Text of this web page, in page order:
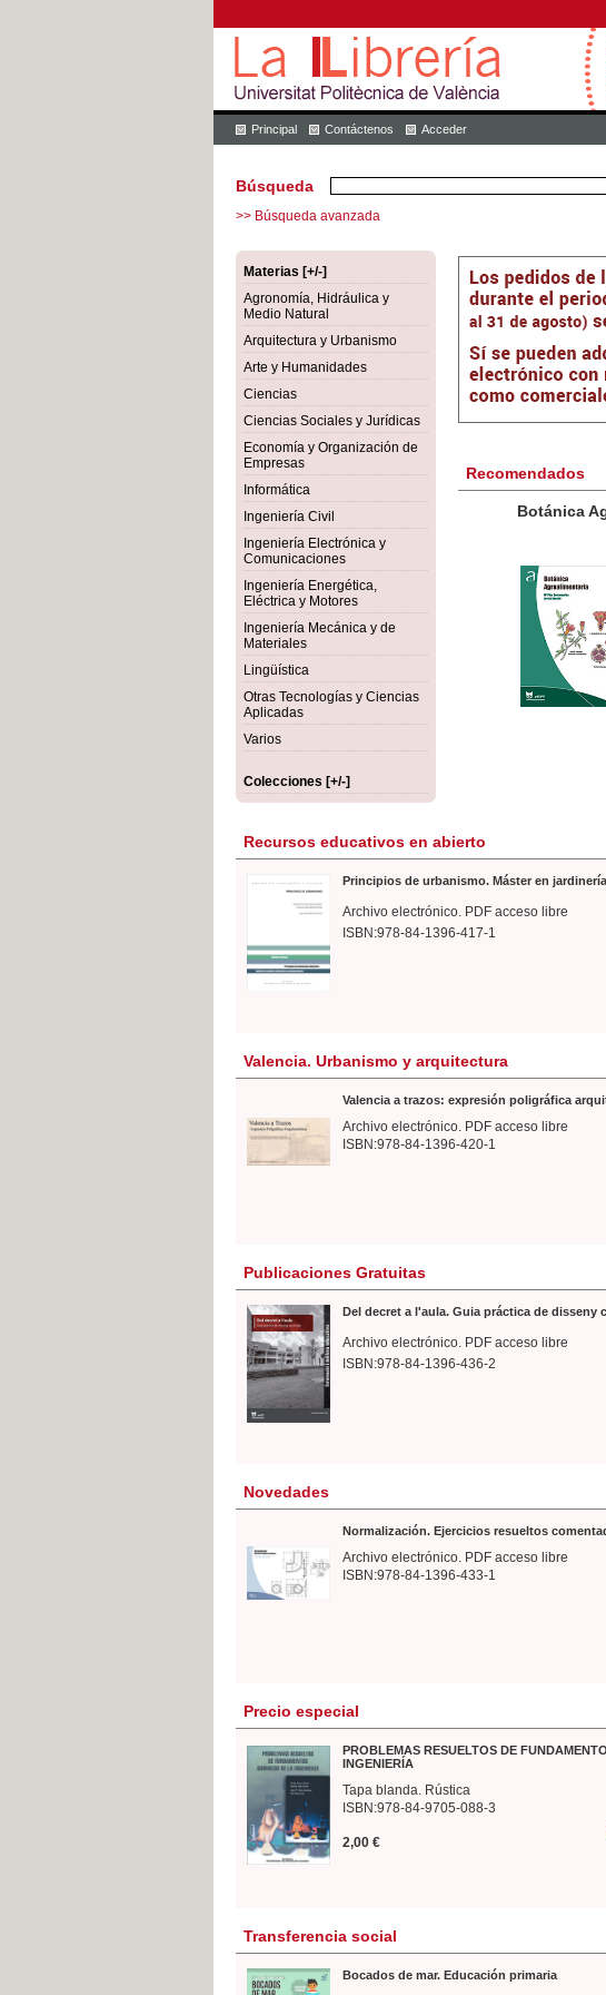
Principal Contáctenos Acceder
Búsqueda
>> Búsqueda avanzada
Materias [+/-]
Agronomía, Hidráulica y
Medio Natural
Arquitectura y Urbanismo
Arte y Humanidades
Ciencias
Ciencias Sociales y Jurídicas
Economía y Organización de
Empresas
Informática
Ingeniería Civil
Ingeniería Electrónica y
Comunicaciones
Ingeniería Energética,
Eléctrica y Motores
Ingeniería Mecánica y de
Materiales
Lingüística
Otras Tecnologías y Ciencias
Aplicadas
Varios
Colecciones [+/-]
Recomendados
Botánica
Recursos educativos en abierto
Principios de urbanismo. Máster en
Archivo electrónico. PDF acceso libre
ISBN:978-84-1396-417-1
Valencia. Urbanismo y arquitectura
Valencia a trazos: expresión poligráfica
Archivo electrónico. PDF acceso libre
ISBN:978-84-1396-420-1
Publicaciones Gratuitas
Del decret a l'aula. Guia práctica de disseny
Archivo electrónico. PDF acceso libre
ISBN:978-84-1396-436-2
Novedades
Normalización. Ejercicios resueltos
Archivo electrónico. PDF acceso libre
ISBN:978-84-1396-433-1
Precio especial
PROBLEMAS RESUELTOS DE
INGENIERÍA
Tapa blanda. Rústica
ISBN:978-84-9705-088-3
2,00 €
Transferencia social
Bocados de mar. Educación primaria